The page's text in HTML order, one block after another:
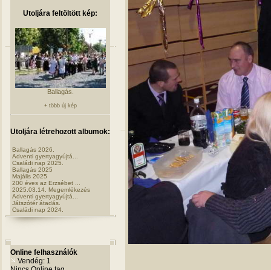
Utoljára feltöltött kép:
Ballagás.
+ több új kép
Utoljára létrehozott albumok:
Ballagás 2026.
Adventi gyertyagyújtá...
Családi nap 2025.
Ballagás 2025
Majális 2025
200 éves az Erzsébet ...
2025.03.14. Megemlékezés
Adventi gyertyagyújtá...
Játszótér átadás.
Családi nap 2024.
Online felhasználók
Vendég: 1